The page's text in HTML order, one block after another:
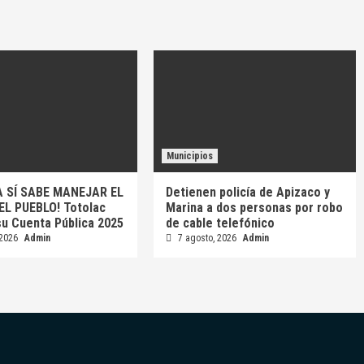
SÍ SABE MANEJAR EL
PUEBLO! Totolac
Cuenta Pública 2025
Admin
Municipios
Detienen policía de Apizaco y
Marina a dos personas por robo
de cable telefónico
7 agosto, 2026 Admin